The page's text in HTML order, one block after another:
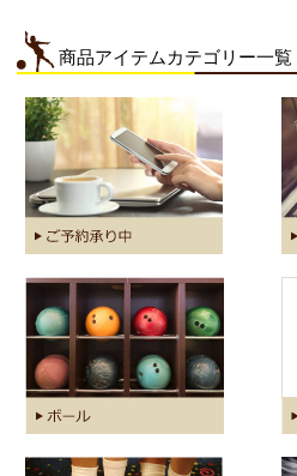
2018.11.15【重要】お電話ご注文・お問
2018.09.26【当ショップからのメールが
商品アイテムカテゴリー一覧